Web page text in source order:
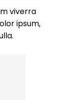
viverra
ipsum,